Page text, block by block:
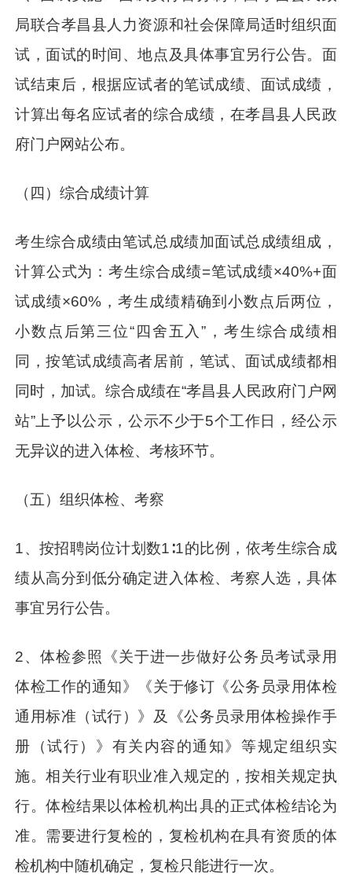
局联合孝昌县人力资源和社会保障局适时组织面
试，面试的时间、地点及具体事宜另行公告。面
试结束后，根据应试者的笔试成绩、面试成绩，
计算出每名应试者的综合成绩，在孝昌县人民政
府门户网站公布。
（四）综合成绩计算
考生综合成绩由笔试总成绩加面试总成绩组成，
计算公式为：考生综合成绩=笔试成绩×40%+面
试成绩×60%，考生成绩精确到小数点后两位，
小数点后第三位“四舍五入”，考生综合成绩相
同，按笔试成绩高者居前，笔试、面试成绩都相
同时，加试。综合成绩在“孝昌县人民政府门户网
站”上予以公示，公示不少于5个工作日，经公示
无异议的进入体检、考核环节。
（五）组织体检、考察
1、按招聘岗位计划数1∶1的比例，依考生综合成
绩从高分到低分确定进入体检、考察人选，具体
事宜另行公告。
2、体检参照《关于进一步做好公务员考试录用
体检工作的通知》《关于修订《公务员录用体检
通用标准（试行）》及《公务员录用体检操作手
册（试行）》有关内容的通知》等规定组织实
施。相关行业有职业准入规定的，按相关规定执
行。体检结果以体检机构出具的正式体检结论为
准。需要进行复检的，复检机构在具有资质的体
检机构中随机确定，复检只能进行一次。